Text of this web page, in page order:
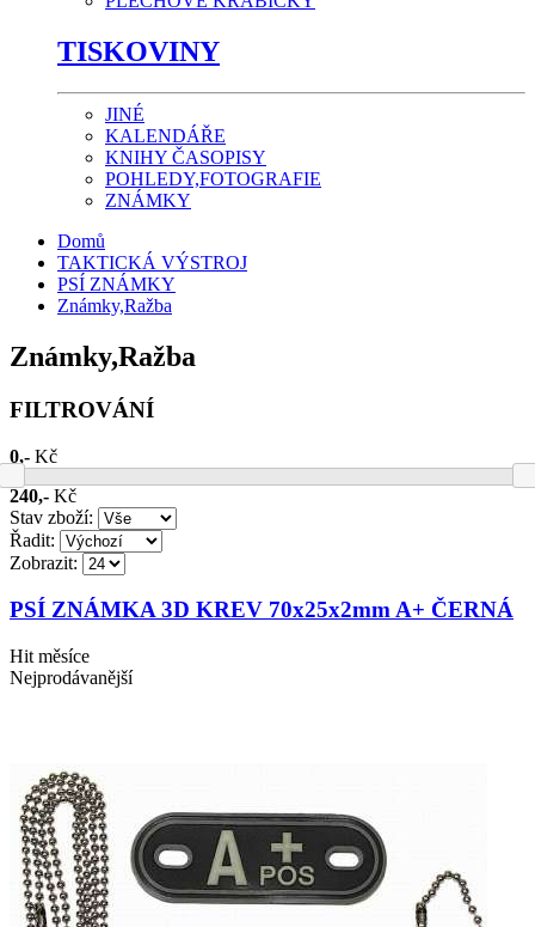
TISKOVINY
JINÉ
KALENDÁŘE
KNIHY ČASOPISY
POHLEDY,FOTOGRAFIE
ZNÁMKY
Domů
TAKTICKÁ VÝSTROJ
PSÍ ZNÁMKY
Známky,Ražba
Známky,Ražba
FILTROVÁNÍ
0,- Kč
240,- Kč
Stav zboží:
Řadit:
Zobrazit:
PSÍ ZNÁMKA 3D KREV 70x25x2mm A+ ČERNÁ
Hit měsíce
Nejprodávanější